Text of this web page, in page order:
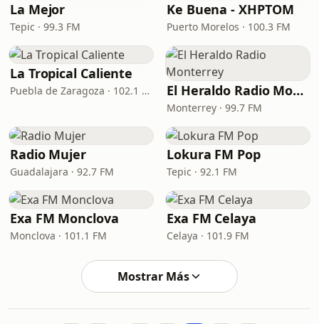
La Mejor
Tepic · 99.3 FM
Ke Buena - XHPTOM
Puerto Morelos · 100.3 FM
La Tropical Caliente
Puebla de Zaragoza · 102.1 FM El Heraldo Radio Monterrey
Monterrey · 99.7 FM
Radio Mujer
Guadalajara · 92.7 FM
Lokura FM Pop
Tepic · 92.1 FM
Exa FM Monclova
Monclova · 101.1 FM
Exa FM Celaya
Celaya · 101.9 FM
Mostrar Más